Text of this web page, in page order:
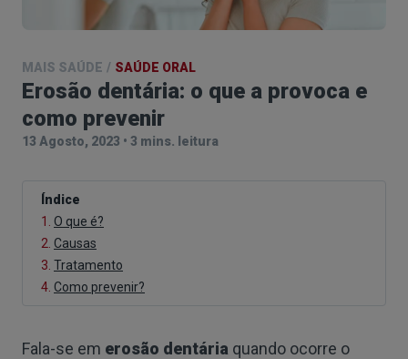
MAIS SAÚDE / SAÚDE ORAL
Erosão dentária: o que a provoca e
como prevenir
13 Agosto, 2023 • 3 mins. leitura
Índice
1. O que é?
2. Causas
3. Tratamento
4. Como prevenir?
Fala-se em erosão dentária quando ocorre o